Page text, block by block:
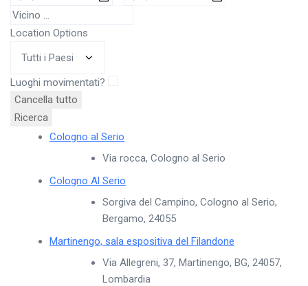
della
ricerca
Vicino
...Location Options
Luoghi movimentati?
Cancella tutto
Ricerca
Cologno al Serio
Via rocca, Cologno al Serio
Cologno Al Serio
Sorgiva del Campino, Cologno al Serio,
Bergamo, 24055
Martinengo, sala espositiva del Filandone
Via Allegreni, 37, Martinengo, BG, 24057,
Lombardia